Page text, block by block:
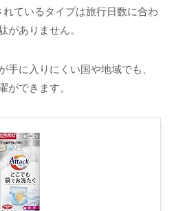
ているタイプは旅行日数に合わ
がありません。
に入りにくい国や地域でも、
ができます。